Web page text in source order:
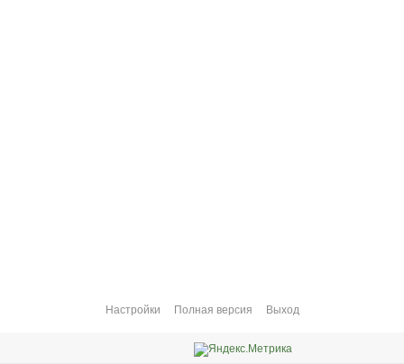
Настройки Полная версия Выход